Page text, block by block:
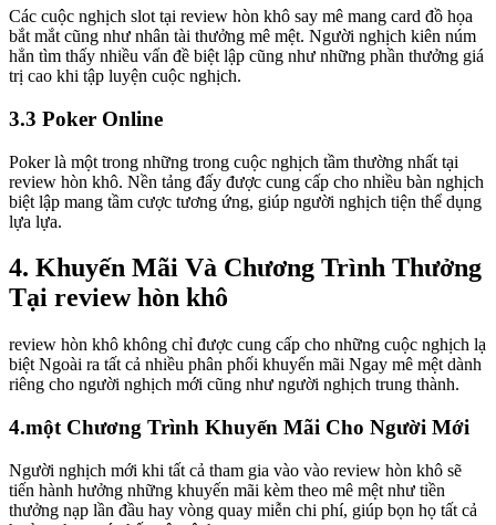
Các cuộc nghịch slot tại review hòn khô say mê mang card đồ họa
bắt mắt cũng như nhân tài thưởng mê mệt. Người nghịch kiên núm
hẳn tìm thấy nhiều vấn đề biệt lập cũng như những phần thưởng giá
trị cao khi tập luyện cuộc nghịch.
3.3 Poker Online
Poker là một trong những trong cuộc nghịch tầm thường nhất tại
review hòn khô. Nền tảng đấy được cung cấp cho nhiều bàn nghịch
biệt lập mang tầm cược tương ứng, giúp người nghịch tiện thể dụng
lựa lựa.
4. Khuyến Mãi Và Chương Trình Thưởng
Tại review hòn khô
review hòn khô không chỉ được cung cấp cho những cuộc nghịch lạ
biệt Ngoài ra tất cả nhiều phân phối khuyến mãi Ngay mê mệt dành
riêng cho người nghịch mới cũng như người nghịch trung thành.
4.một Chương Trình Khuyến Mãi Cho Người Mới
Người nghịch mới khi tất cả tham gia vào vào review hòn khô sẽ
tiến hành hưởng những khuyến mãi kèm theo mê mệt như tiền
thưởng nạp lần đầu hay vòng quay miễn chi phí, giúp bọn họ tất cả